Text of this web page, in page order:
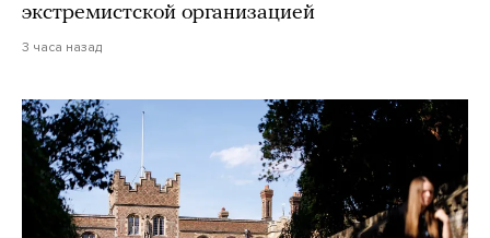
экстремистской организацией
3 часа назад